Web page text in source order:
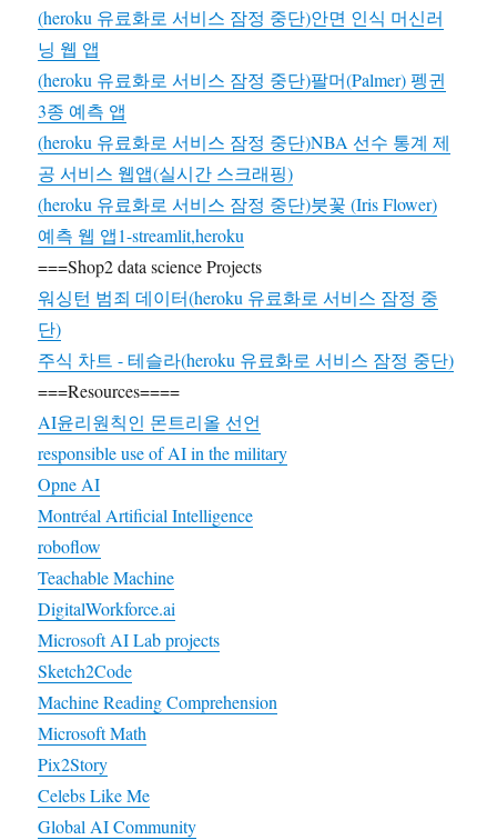
(heroku 유료화로 서비스 잠정 중단)안면 인식 머신러
닝 웹 앱
(heroku 유료화로 서비스 잠정 중단)팔머(Palmer) 펭귄
3종 예측 앱
(heroku 유료화로 서비스 잠정 중단)NBA 선수 통계 제
공 서비스 웹앱(실시간 스크래핑)
(heroku 유료화로 서비스 잠정 중단)붓꽃 (Iris Flower)
예측 웹 앱1-streamlit,heroku
===Shop2 data science Projects
워싱턴 범죄 데이터(heroku 유료화로 서비스 잠정 중
단)
주식 차트 - 테슬라(heroku 유료화로 서비스 잠정 중단)
===Resources====
AI윤리원칙인 몬트리올 선언
responsible use of AI in the military
Opne AI
Montréal Artificial Intelligence
roboflow
Teachable Machine
DigitalWorkforce.ai
Microsoft AI Lab projects
Sketch2Code
Machine Reading Comprehension
Microsoft Math
Pix2Story
Celebs Like Me
Global AI Community